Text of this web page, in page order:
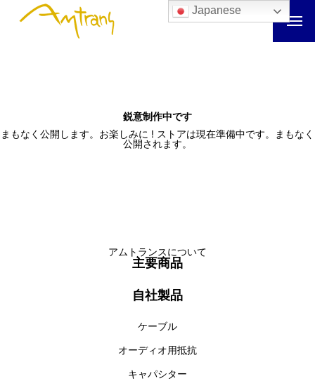
鋭意制作中です
まもなく公開します。お楽しみに ! ストアは現在準備中です。まもなく
公開されます。
アムトランスについて
主要商品
自社製品
ケーブル
オーディオ用抵抗
キャパシター
Japanese